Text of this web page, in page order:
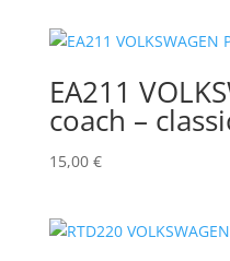
EA211
coach –
15,00 €